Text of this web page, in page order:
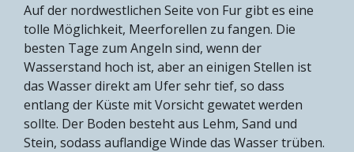
Auf der nordwestlichen Seite von Fur gibt es eine
tolle Möglichkeit, Meerforellen zu fangen. Die
besten Tage zum Angeln sind, wenn der
Wasserstand hoch ist, aber an einigen Stellen ist
das Wasser direkt am Ufer sehr tief, so dass
entlang der Küste mit Vorsicht gewatet werden
sollte. Der Boden besteht aus Lehm, Sand und
Stein, sodass auflandige Winde das Wasser trüben.